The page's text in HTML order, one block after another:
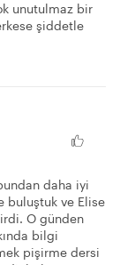
unutulmaz bir
şiddetle
daha iyi
buluştuk ve Elise
O günden
bilgi
pişirme dersi